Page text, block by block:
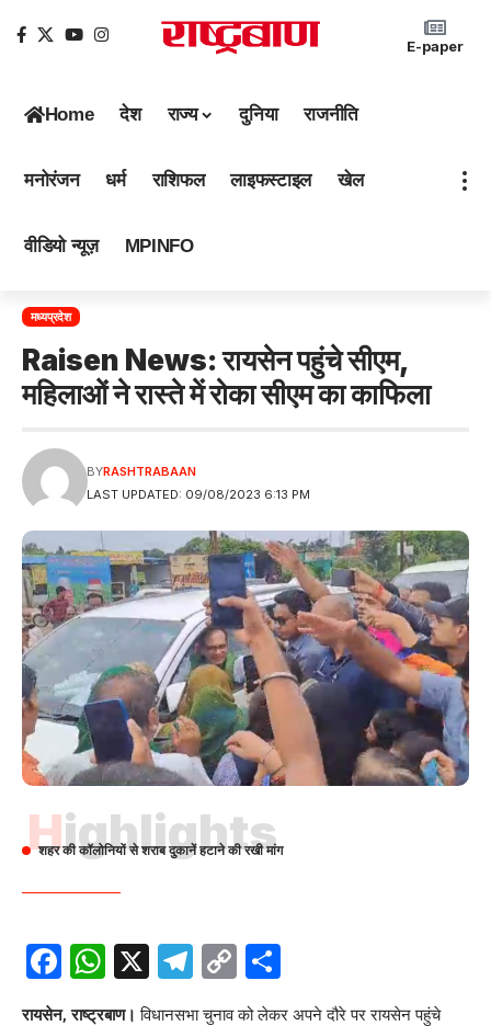
E-paper
Home देश राज्य दुनिया राजनीति
मनोरंजन धर्म राशिफल लाइफस्टाइल खेल
वीडियो न्यूज़ MPINFO
मध्यप्रदेश
Raisen News: रायसेन पहुंचे सीएम,
महिलाओं ने रास्ते में रोका सीएम का काफिला
LAST UPDATED: 09/08/2023 6:13 PM
BYRASHTRABAAN
Highlights
शहर की कॉलोनियों से शराब दुकानें हटाने की रखी मांग
Facebook
WhatsApp
X Telegram
Copy
Link
रायसेन, राष्ट्रबाण।विधानसभा चुनाव को लेकर अपने दौरे पर रायसेन पहुंचे